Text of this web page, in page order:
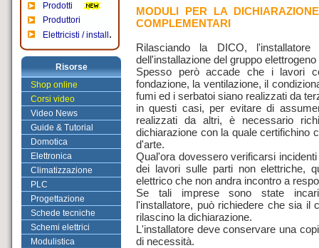
Prodotti
Produttori
Elettricisti / install .
Risorse
Shop online
Corsi video
Video News
Guide & Tutorial
Domotica
Elettronica
Climatizzazione
PLC
Progettazione
Schede tecniche
Schemi elettrici
Modulistica
MODULI PER LA
COMPLEMENTARI
Rilasciando la DICO,
dell'installazione del gruppo
Spesso però accade che i lavori
fondazione, la ventilazione, il
fumi ed i serbatoi siano realizzati da
in questi casi, per evitare di
realizzati da altri, è necessario
dichiarazione con la quale certifichino
d'arte.
Qual'ora dovessero verificarsi
dei lavori sulle parti non elettriche,
elettrico che non andra incontro a
Se tali imprese sono state
l'installatore, può richiedere che sia il
rilascino la dichiarazione.
L'installatore deve conservare una
di necessità.